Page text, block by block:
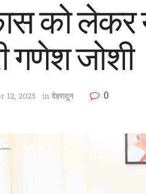
को लेकर
गणेश जोशी
12, 2025 in देहरादून 0